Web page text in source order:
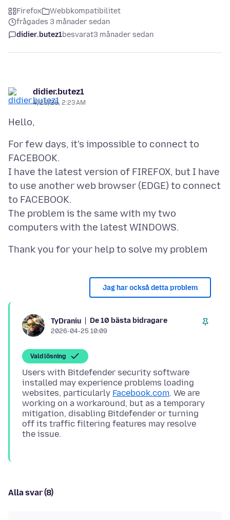
Firefox
Webbkompatibilitet
frågades 3 månader sedan
didier.butez1besvarat3 månader sedan
didier.butez1
4/25/26, 2:23 AM
For few days, it's impossible to connect to
FACEBOOK.
I have the latest version of FIREFOX, but I have
to use another web browser (EDGE) to connect
to FACEBOOK.
The problem is the same with my two
Jag har också detta problem
TyDraniu De 10 bästa bidragare
2026-04-25 10:09
Vald lösning
Users with Bitdefender security software
installed may experience problems loading
websites, particularly Facebook.com. We are
working on a workaround, but as a temporary
mitigation, disabling Bitdefender or turning
off its traffic filtering features may resolve
Alla svar (8)